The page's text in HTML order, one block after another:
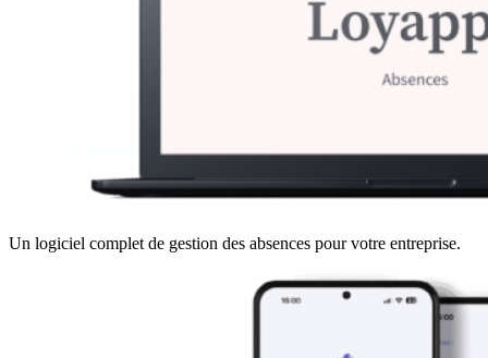
Un logiciel complet de gestion des absences pour votre entreprise.